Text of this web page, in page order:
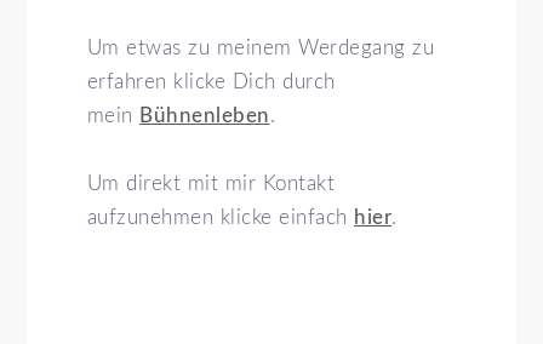
Um etwas zu meinem Werdegang zu
erfahren klicke Dich durch
mein Bühnenleben.
Um direkt mit mir Kontakt
aufzunehmen klicke einfach hier.